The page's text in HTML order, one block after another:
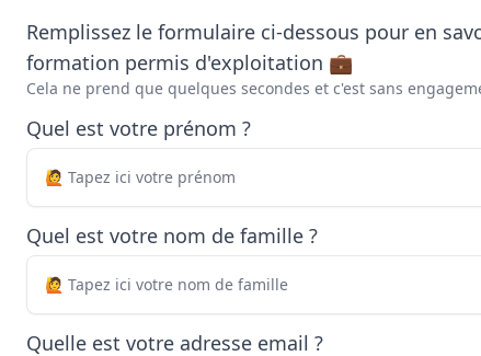
Remplissez le formulaire ci-dessous pour en
formation permis d'exploitation 💼
Cela ne prend que quelques secondes et c'est sans
Quel est votre prénom ?
Quel est votre nom de famille ?
Quelle est votre adresse email ?